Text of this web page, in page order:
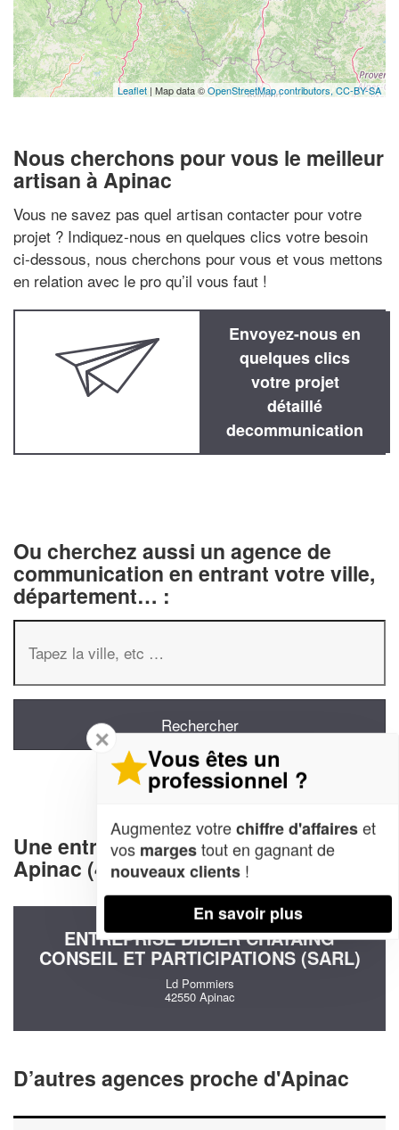
Leaflet | Map data ©OpenStreetMap contributors, CC-BY-SA
Nous cherchons pour vous le meilleur
artisan à Apinac
Vous ne savez pas quel artisan contacter pour votre
projet ? Indiquez-nous en quelques clics votre besoin
ci-dessous, nous cherchons pour vous et vous mettons
en relation avec le pro qu’il vous faut !
Envoyez-nous en
quelques clics
votre projet
détaillé
decommunication
Ou cherchez aussi un agence de
communication en entrant votre ville,
département… :
Une entreprise decommunication à
Apinac (42550)
ENTREPRISE DIDIER CHATAING
CONSEIL ET PARTICIPATIONS (SARL)
Ld Pommiers
42550 Apinac
D’autres agences proche d'Apinac
✕
Vous êtes un
professionnel ?
Augmentez votrechiffre d'affaireset
vos margestout en gagnant de
nouveaux clients !
En savoir plus